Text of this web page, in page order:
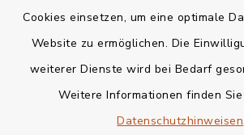
Cookies einsetzen, um eine optimale
Website zu ermöglichen. Die
weiterer Dienste wird bei Bedarf
Weitere Informationen finden
Datenschutzhinweisen.
Kontakt
Barrierefreiheit